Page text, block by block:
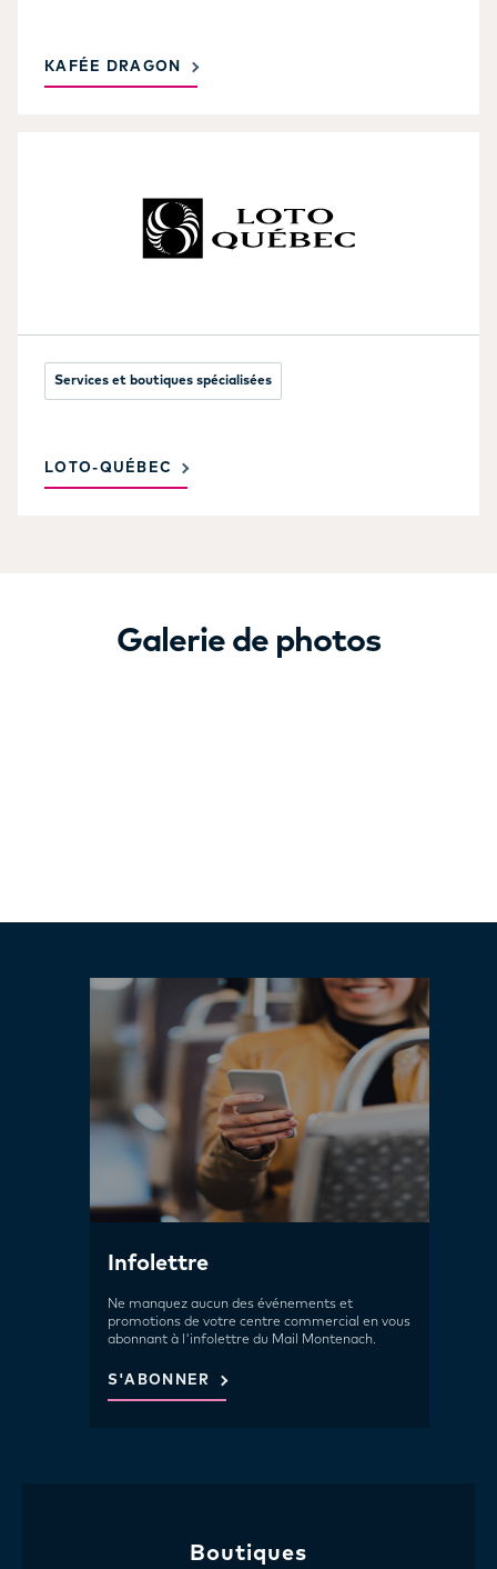
KAFÉE DRAGON
Services et boutiques spécialisées
LOTO-QUÉBEC
Galerie de photos
Infolettre
Ne manquez aucun des événements et
promotions de votre centre commercial en vous
abonnant à l'infolettre du Mail Montenach.
S'ABONNER
Boutiques